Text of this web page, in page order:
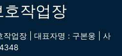
작업장
작업장 | 대표자명 : 구본웅 | 사